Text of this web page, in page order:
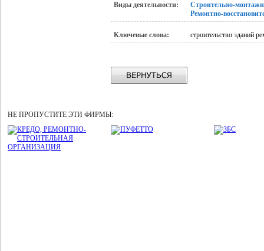
Виды деятельности:
Строительно-
Ремонтно-
Ключевые слова: строительство зданий
НЕ ПРОПУСТИТЕ ЭТИ ФИРМЫ: